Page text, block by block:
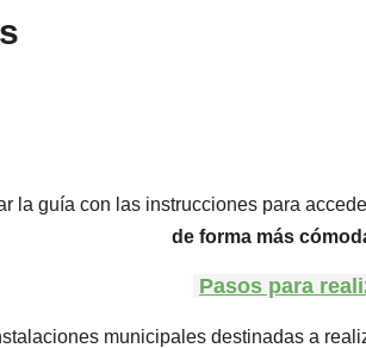
la guía con las instrucciones para
de forma más
Pasos para
municipales destinadas a